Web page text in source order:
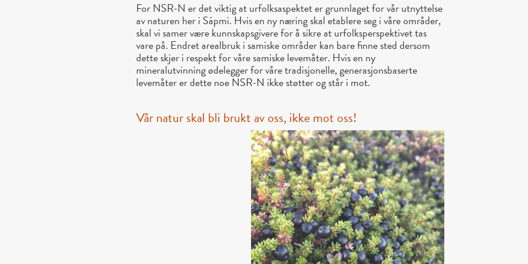
For NSR-N er det viktig at urfolksaspektet er grunnlaget for vår utnyttelse
av naturen her i Sápmi. Hvis en ny næring skal etablere seg i våre områder,
skal vi samer være kunnskapsgivere for å sikre at urfolksperspektivet tas
vare på. Endret arealbruk i samiske områder kan bare finne sted dersom
dette skjer i respekt for våre samiske levemåter. Hvis en ny
mineralutvinning ødelegger for våre tradisjonelle, generasjonsbaserte
levemåter er dette noe NSR-N ikke støtter og står i mot.
Vår natur skal bli brukt av oss, ikke mot oss!